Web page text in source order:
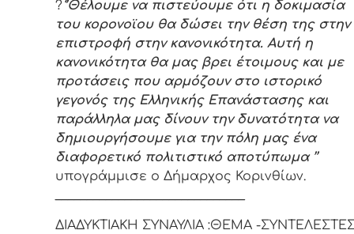
? ‘’Θέλουμε να πιστεύουμε ότι η δοκιμασία
του κορονοϊου θα δώσει την θέση της στην
επιστροφή στην κανονικότητα. Αυτή η
κανονικότητα θα μας βρει έτοιμους και με
προτάσεις που αρμόζουν στο ιστορικό
γεγονός της Ελληνικής Επανάστασης και
παράλληλα μας δίνουν την δυνατότητα να
δημιουργήσουμε για την πόλη μας ένα
διαφορετικό πολιτιστικό αποτύπωμα ’’
υπογράμμισε ο Δήμαρχος Κορινθίων.
ΔΙΑΔΥΚΤΙΑΚΗ ΣΥΝΑΥΛΙΑ :ΘΕΜΑ -